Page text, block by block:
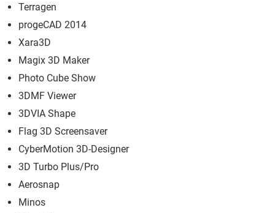
Terragen
progeCAD 2014
Xara3D
Magix 3D Maker
Photo Cube Show
3DMF Viewer
3DVIA Shape
Flag 3D Screensaver
CyberMotion 3D-Designer
3D Turbo Plus/Pro
Aerosnap
Minos